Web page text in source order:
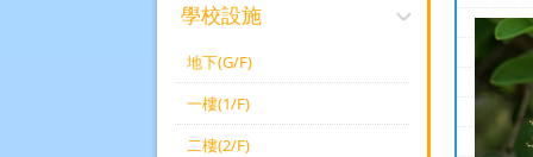
學校設施
地下(G/F)
一樓(1/F)
二樓(2/F)